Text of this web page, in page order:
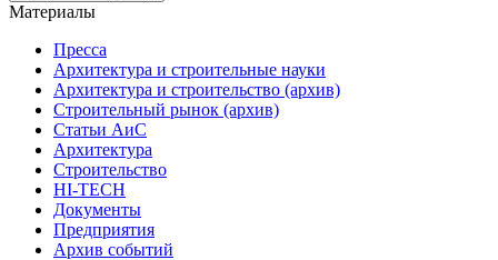
Материалы
Пресса
Архитектура и строительные науки
Архитектура и строительство (архив)
Строительный рынок (архив)
Статьи АиС
Архитектура
Строительство
HI-TECH
Документы
Предприятия
Архив событий